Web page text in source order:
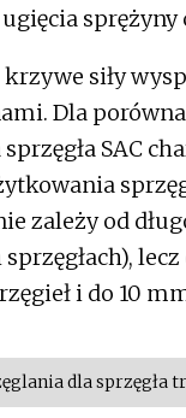
siły
Dla
SAC
zależy od
i do 10
dla sprzęgła